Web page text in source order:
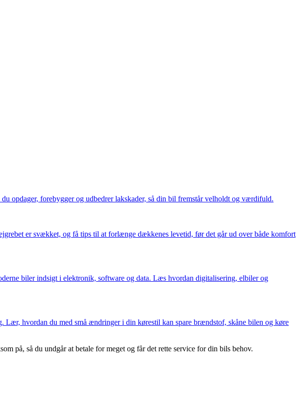
opdager, forebygger og udbedrer lakskader, så din bil fremstår velholdt og værdifuld.
er svækket, og få tips til at forlænge dækkenes levetid, før det går ud over både komfort
biler indsigt i elektronik, software og data. Læs hvordan digitalisering, elbiler og
Lær, hvordan du med små ændringer i din kørestil kan spare brændstof, skåne bilen og køre
på, så du undgår at betale for meget og får det rette service for din bils behov.